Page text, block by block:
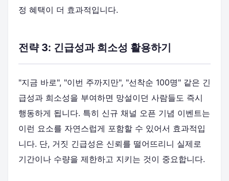
정 혜택이 더 효과적입니다.
전략 3: 긴급성과 희소성 활용하기
"지금 바로", "이번 주까지만", "선착순 100명" 같은 긴
급성과 희소성을 부여하면 망설이던 사람들도 즉시
행동하게 됩니다. 특히 신규 채널 오픈 기념 이벤트는
이런 요소를 자연스럽게 포함할 수 있어서 효과적입
니다. 단, 거짓 긴급성은 신뢰를 떨어뜨리니 실제로
기간이나 수량을 제한하고 지키는 것이 중요합니다.